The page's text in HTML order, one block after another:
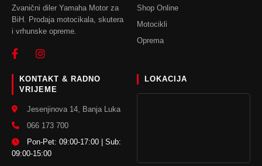
Zvanični diler Yamaha Motor za
BiH. Prodaja motocikala, skutera
i vrhunske opreme.
Shop Online
Motocikli
Oprema
KONTAKT & RADNO
VRIJEME
Jesenjinova 14, Banja Luka
066 173 700
Pon-Pet: 09:00-17:00 | Sub:
09:00-15:00
LOKACIJA